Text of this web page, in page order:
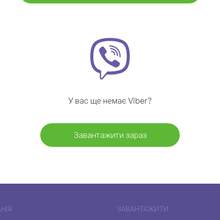
У вас ще немає Viber?
Завантажити зараз
ЗАВАНТАЖИТИ